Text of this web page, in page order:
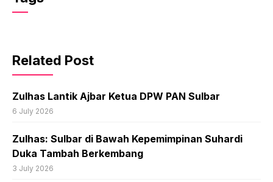
Related Post
Zulhas Lantik Ajbar Ketua DPW PAN Sulbar
6 July 2026
Zulhas: Sulbar di Bawah Kepemimpinan Suhardi
Duka Tambah Berkembang
3 July 2026